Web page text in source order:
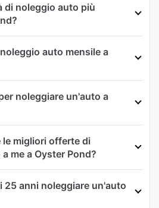
di noleggio auto più
auto mensile a
noleggiare un'auto a
migliori offerte di
me a Oyster Pond?
25 anni noleggiare un'auto